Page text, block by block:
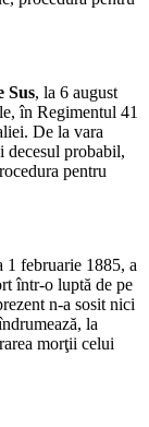
Sus, la 6 august
în Regimentul 41
De la vara
decesul probabil,
pentru
1 februarie 1885, a
într-o luptă de pe
n-a sosit nici
la
morţii celui